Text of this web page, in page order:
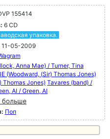
155414
6 CD
упаковка.
11-05-2009
Anna Mae) / Turner, Tina
(Woodward, (Sir) Thomas Jones)
Thomas Jones) Tavares (band) /
Al / Green, Al
больше
Поп